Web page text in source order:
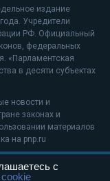
издание
Учредители
РФ. Официальный
федеральных
«Парламентская
в десяти субъектах
новости и
законах и
материалов
на pnp.ru
с